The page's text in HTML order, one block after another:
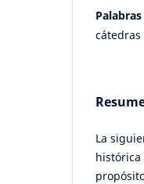
La
histórica